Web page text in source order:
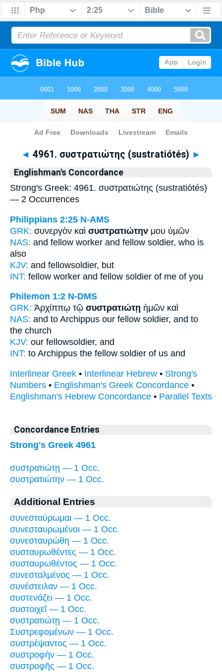
Bible>Strong's > Greek
◄ 4961. συστρατιώτης (sustratiótés) ►
Englishman's Concordance
Strong's Greek: 4961. συστρατιώτης (sustratiótés)
— 2 Occurrences
Philippians 2:25 N-AMS
GRK: συνεργὸν καὶ συστρατιώτην μου ὑμῶν
NAS: and fellow worker and fellow soldier, who is
also
KJV: and fellowsoldier, but
INT: fellow worker and fellow soldier of me of you
Philemon 1:2 N-DMS
GRK: Ἀρχίππῳ τῷ συστρατιώτῃ ἡμῶν καὶ
NAS: and to Archippus our fellow soldier, and to
the church
KJV: our fellowsoldier, and
INT: to Archippus the fellow soldier of us and
Interlinear Greek • Interlinear Hebrew • Strong's
Numbers • Englishman's Greek Concordance •
Englishman's Hebrew Concordance • Parallel Texts
Concordance Entries
Strong's Greek 4961
συστρατιώτῃ — 1 Occ.
συστρατιώτην — 1 Occ.
Additional Entries
συνεσταύρωμαι — 1 Occ.
συνεσταυρωμένοι — 1 Occ.
συνεσταυρώθη — 1 Occ.
συσταυρωθέντες — 1 Occ.
συσταυρωθέντος — 1 Occ.
συνεσταλμένος — 1 Occ.
συνέστειλαν — 1 Occ.
συστενάζει — 1 Occ.
συστοιχεῖ — 1 Occ.
συστρατιώτῃ — 1 Occ.
Συστρεφομένων — 1 Occ.
συστρέψαντος — 1 Occ.
συστροφὴν — 1 Occ.
συστροφῆς — 1 Occ.